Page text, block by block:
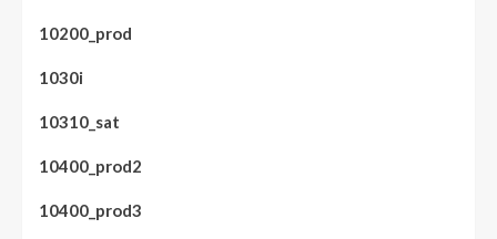
10200_prod
1030i
10310_sat
10400_prod2
10400_prod3